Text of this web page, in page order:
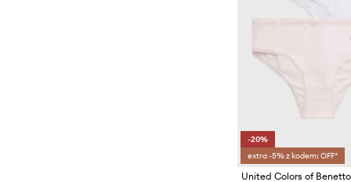
-20%
extra -5% z kodem: OFF*